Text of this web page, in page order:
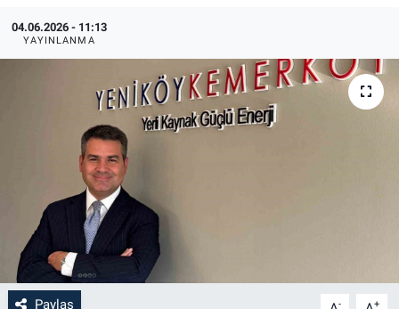
04.06.2026 - 11:13
YAYINLANMA
Paylaş - +